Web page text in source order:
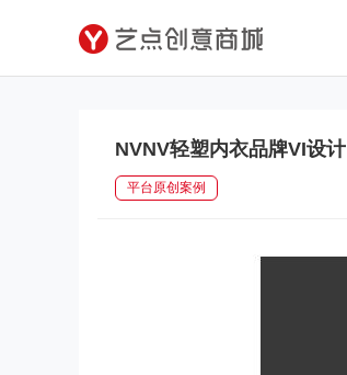
NVNV轻塑内衣品牌VI设计
平台原创案例